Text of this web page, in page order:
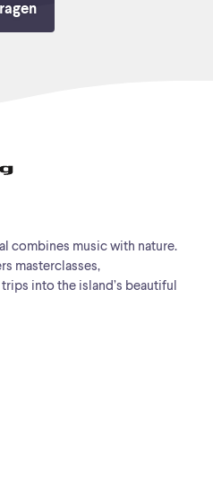
combines music with nature.
masterclasses,
into the island’s beautiful